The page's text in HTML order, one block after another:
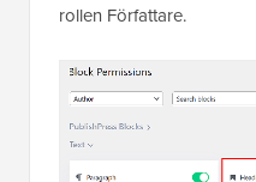
rollen Författare.